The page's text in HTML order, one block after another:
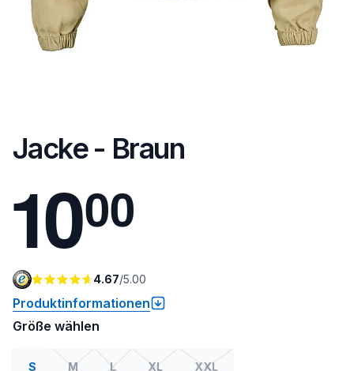
Jacke - Braun
1000
4.67/5.00
Produktinformationen
Größe wählen
S M L XL XXL